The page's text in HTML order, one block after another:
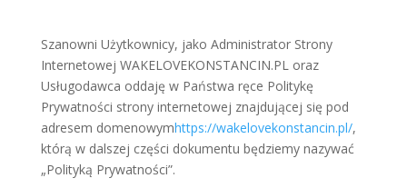
Szanowni Użytkownicy, jako Administrator Strony
Internetowej WAKELOVEKONSTANCIN.PL oraz
Usługodawca oddaję w Państwa ręce Politykę
Prywatności strony internetowej znajdującej się pod
adresem domenowymhttps://wakelovekonstancin.pl/,
którą w dalszej części dokumentu będziemy nazywać
„Polityką Prywatności”.